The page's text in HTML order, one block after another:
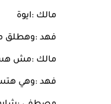
مالك :ايوة
فهد :وهطلق
مالك :مش
فهد :وهي